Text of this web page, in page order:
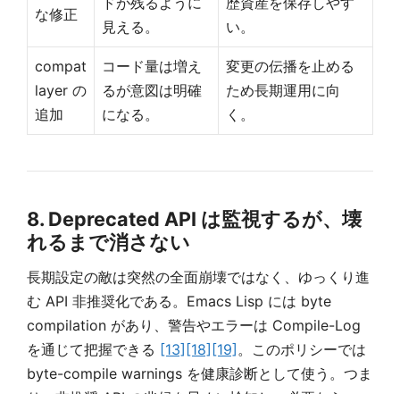
な修正
見える。
い。
compat
layer の
追加
コード量は増え
るが意図は明確
になる。
変更の伝播を止める
ため長期運用に向
く。
8. Deprecated API は監視するが、壊
れるまで消さない
長期設定の敵は突然の全面崩壊ではなく、ゆっくり進
む API 非推奨化である。Emacs Lisp には byte
compilation があり、警告やエラーは Compile-Log
を通じて把握できる [13] [18] [19] 。このポリシーでは
byte-compile warnings を健康診断として使う。つま